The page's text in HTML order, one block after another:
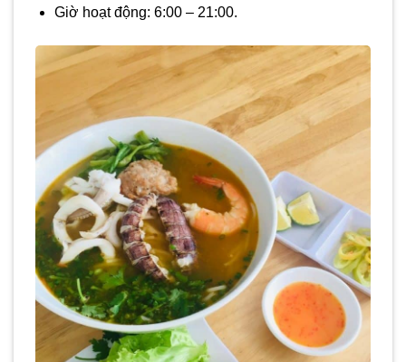
Giờ hoạt động: 6:00 – 21:00.